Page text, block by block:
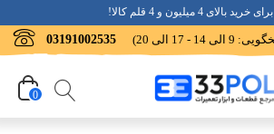
برای خرید بالای 4 میلیون و 4 قلم کالا!
03191002535
0